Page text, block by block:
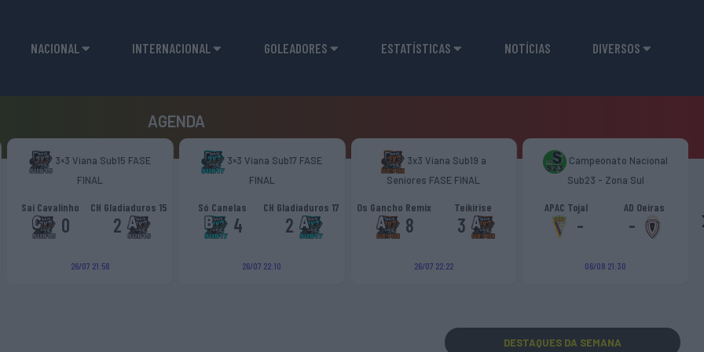
NACIONAL INTERNACIONAL GOLEADORES ESTATÍSTICAS NOTÍCIAS DIVERSOS
AGENDA
3×3 Viana Sub15 FASE
FINAL
Sai Cavalinho
0
CH Gladiaduros 15
2
26/07 21:58
3×3 Viana Sub17 FASE
FINAL
Só Canelas
4
CH Gladiaduros 17
2
26/07 22:10
3x3 Viana Sub19 a
Seniores FASE FINAL
Os Gancho Remix
8
Teikirise
3
26/07 22:22
Campeonato Nacional
Sub23 - Zona Sul
APAC Tojal
-
AD Oeiras
-
06/08 21:30
DESTAQUES DA SEMANA